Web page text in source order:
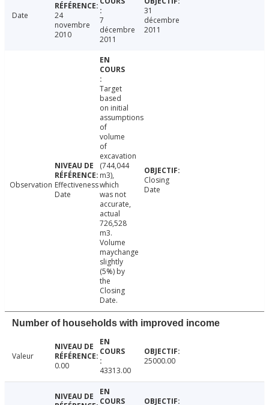
Date
24
novembre
2010
7
décembre
2011
31
décembre
2011
Observation Effectiveness
Date
Target
based
on initial
assumptions
of
volume
of
excavation
(744,044
m3),
which
was not
accurate,
actual
726,528
m3.
Volume
maychange
slightly
(5%) by
the
Closing
Date.
Closing
Date
Number of households with improved income
Valeur
0.00
43313.00
25000.00